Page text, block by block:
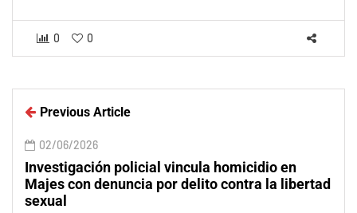
0 0
Previous Article
02/06/2026
Investigación policial vincula homicidio en
Majes con denuncia por delito contra la libertad
sexual